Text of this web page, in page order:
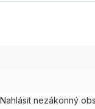
Nahlásit nezákonný